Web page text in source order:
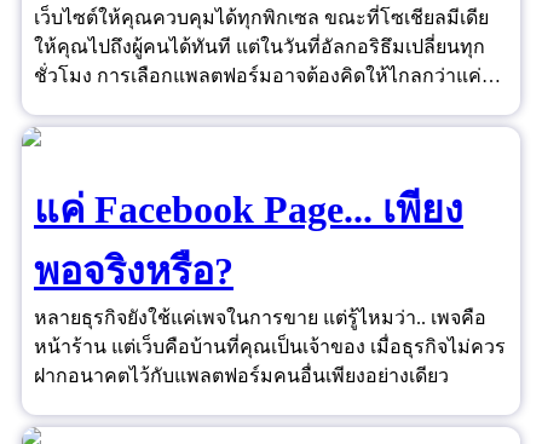
เว็บไซต์ให้คุณควบคุมได้ทุกพิกเซล ขณะที่โซเชียลมีเดีย
ให้คุณไปถึงผู้คนได้ทันที แต่ในวันที่อัลกอริธึมเปลี่ยนทุก
ชั่วโมง การเลือกแพลตฟอร์มอาจต้องคิดให้ไกลกว่าแค่
แค่ Facebook Page... เพียง
พอจริงหรือ?
หลายธุรกิจยังใช้แค่เพจในการขาย แต่รู้ไหมว่า.. เพจคือ
หน้าร้าน แต่เว็บคือบ้านที่คุณเป็นเจ้าของ เมื่อธุรกิจไม่ควร
ฝากอนาคตไว้กับแพลตฟอร์มคนอื่นเพียงอย่างเดียว